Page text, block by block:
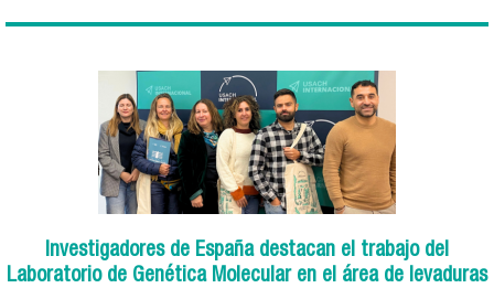
Investigadores de España destacan el trabajo del
Laboratorio de Genética Molecular en el área de levaduras